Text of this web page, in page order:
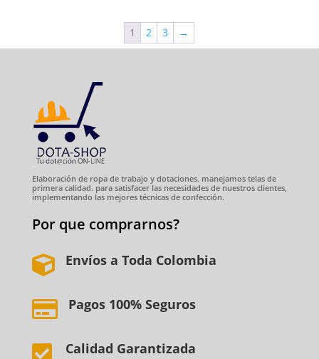
1 2 3 →
Elaboración de ropa de trabajo y dotaciones. manejamos telas de
primera calidad. para satisfacer las necesidades de nuestros clientes,
implementando las mejores técnicas de confección.
Por que comprarnos?
 Envíos a Toda Colombia
 Pagos 100% Seguros
 Calidad Garantizada